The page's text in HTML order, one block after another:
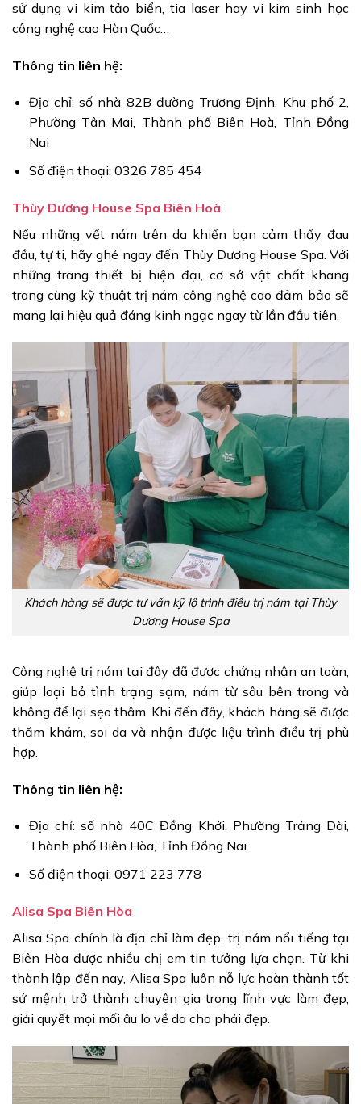
sử dụng vi kim tảo biển, tia laser hay vi kim sinh học
công nghệ cao Hàn Quốc…
Thông tin liên hệ:
Địa chỉ: số nhà 82B đường Trương Định, Khu phố 2,
Phường Tân Mai, Thành phố Biên Hoà, Tỉnh Đồng
Nai
Số điện thoại: 0326 785 454
Thùy Dương House Spa Biên Hoà
Nếu những vết nám trên da khiến bạn cảm thấy đau
đầu, tự ti, hãy ghé ngay đến Thùy Dương House Spa. Với
những trang thiết bị hiện đại, cơ sở vật chất khang
trang cùng kỹ thuật trị nám công nghệ cao đảm bảo sẽ
mang lại hiệu quả đáng kinh ngạc ngay từ lần đầu tiên.
Khách hàng sẽ được tư vấn kỹ lộ trình điều trị nám tại Thùy
Dương House Spa
Công nghệ trị nám tại đây đã được chứng nhận an toàn,
giúp loại bỏ tình trạng sạm, nám từ sâu bên trong và
không để lại sẹo thâm. Khi đến đây, khách hàng sẽ được
thăm khám, soi da và nhận được liệu trình điều trị phù
hợp.
Thông tin liên hệ:
Địa chỉ: số nhà 40C Đồng Khởi, Phường Trảng Dài,
Thành phố Biên Hòa, Tỉnh Đồng Nai
Số điện thoại: 0971 223 778
Alisa Spa Biên Hòa
Alisa Spa chính là địa chỉ làm đẹp, trị nám nổi tiếng tại
Biên Hòa được nhiều chị em tin tưởng lựa chọn. Từ khi
thành lập đến nay, Alisa Spa luôn nỗ lực hoàn thành tốt
sứ mệnh trở thành chuyên gia trong lĩnh vực làm đẹp,
giải quyết mọi mối âu lo về da cho phái đẹp.